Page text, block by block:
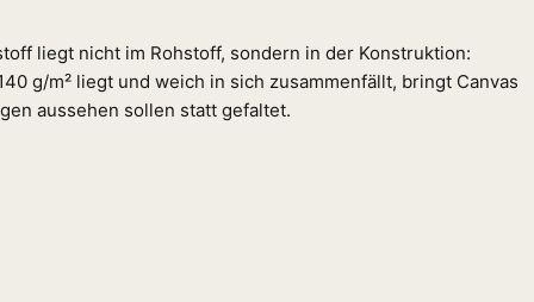
liegt nicht im Rohstoff, sondern in der Konstruktion:
g/m² liegt und weich in sich zusammenfällt, bringt Canvas
aussehen sollen statt gefaltet.